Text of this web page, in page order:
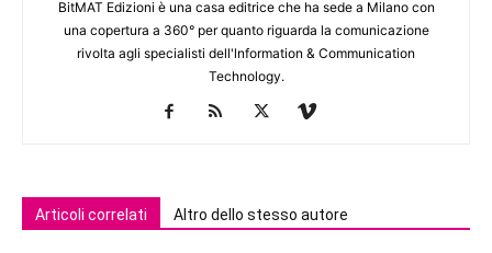
BitMAT Edizioni è una casa editrice che ha sede a Milano con
una copertura a 360° per quanto riguarda la comunicazione
rivolta agli specialisti dell'lnformation & Communication
Technology.
Articoli correlati Altro dello stesso autore